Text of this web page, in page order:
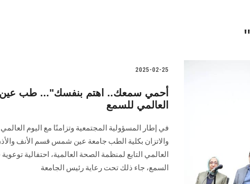
2025-02-25
العالمي للسمع
في إطار المسؤولية المجتمعية وتزامنًا مع اليوم
والاتزان بكلية الطب جامعة عين شمس قسم الأنف
العالمي التابع لمنظمة الصحة العالمية، احتفالية
السمع، جاء ذلك تحت رعاية رئيس الجامعة